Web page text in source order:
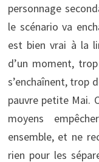
personnage
le scénario va
est bien vrai à la
d’un moment,
s’enchaînent, trop
pauvre petite Mai.
moyens
ensemble, et ne
rien pour les